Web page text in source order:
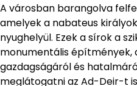
A városban barangolva
amelyek a nabateus
nyughelyül. Ezek a sírok a
monumentális építmények,
gazdagságáról és
meglátogatni az Ad-Deir-t